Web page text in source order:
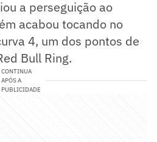
a perseguição ao
acabou tocando no
4, um dos pontos de
Bull Ring.
CONTINUA
APÓS A
PUBLICIDADE